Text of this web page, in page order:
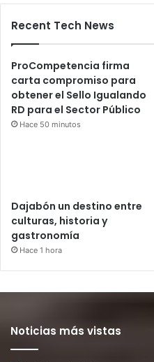
Recent Tech News
ProCompetencia firma
carta compromiso para
obtener el Sello Igualando
RD para el Sector Público
Hace 50 minutos
Dajabón un destino entre
culturas, historia y
gastronomía
Hace 1 hora
Noticias más vistas